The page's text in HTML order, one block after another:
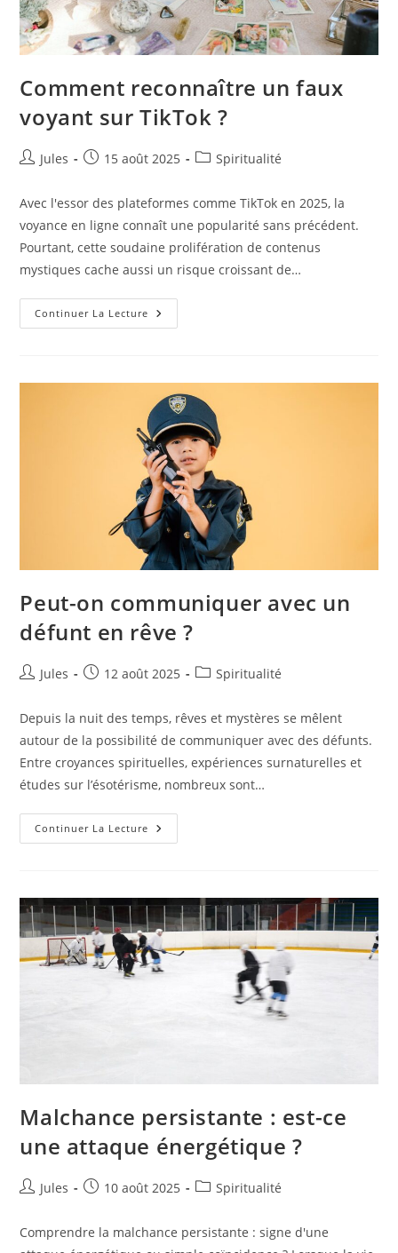
Comment reconnaître un faux
voyant sur TikTok ?
Auteur/autrice
la
Jules
Publication
15 août 2025
PostSpiritualité
Avec l'essor des plateformes comme TikTok en 2025, la
voyance en ligne connaît une popularité sans précédent.
Pourtant, cette soudaine prolifération de contenus
mystiques cache aussi un risque croissant de…
Continuer La Lecture Comment
Reconnaître
TikTok
Peut-on communiquer avec un
défunt en rêve ?
Auteur/autrice
publication :
Jules
Publication
12 août 2025
PostSpiritualité
Depuis la nuit des temps, rêves et mystères se mêlent
autour de la possibilité de communiquer avec des défunts.
Entre croyances spirituelles, expériences surnaturelles et
études sur l’ésotérisme, nombreux sont…
Continuer La Lecture Peut-
On
En
Rêve
?
Malchance persistante : est-ce
une attaque énergétique ?
Auteur/autrice
la
publication :
Jules
Publication
10 août 2025
PostSpiritualité
Comprendre la malchance persistante : signe d'une